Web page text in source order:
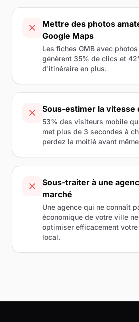
Mettre des photos
Google Maps
Les fiches GMB avec photos
génèrent 35% de clics et
d'itinéraire en plus.
Sous-estimer la vitesse
53% des visiteurs mobile
met plus de 3 secondes à
perdez la moitié avant
Sous-traiter à une
marché
Une agence qui ne connaît
économique de votre ville
optimiser efficacement votre
local.